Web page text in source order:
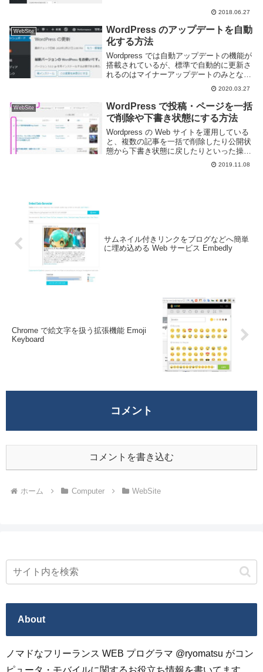
2018.06.27
WebSite
WordPress のアップデートを自動
化する方法
Wordpress では自動アップデートの機能が
搭載されているが、標準で自動的に更新さ
れるのはマイナーアップデートのみとなっ
ている。メジャーアップデートやプラグイ
ン・テーマなどの他の項目については手動
でアップデートを行う必要がある。このペ
ー...
2020.03.27
WebSite
WordPress で投稿・ページを一括
で削除や下書き状態にする方法
Wordpress の Web サイトを運用している
と、複数の記事を一括で削除したり公開状
態から下書き状態に戻したりといった操作
が必要となる場合がある。Wordpress では
そのような場合に備え、一括で記事の編集
2019.11.08
サムネイル付きリンクをブログなどへ簡単
に埋め込める Web サービス Embedly
Chrome で絵文字を扱う拡張機能 Emoji
Keyboard
コメント
コメントを書き込む
ホーム Computer WebSite
About
ノマドなフリーランス WEB プログラマ @ryomatsu がコン
ピュータ・モバイルに関するお役立ち情報を書いてます。